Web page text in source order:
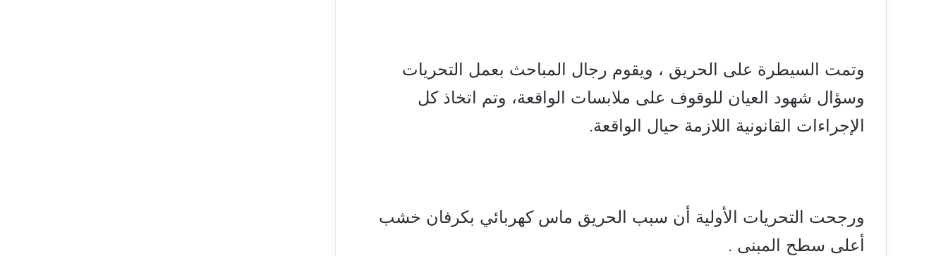
وتمت السيطرة على الحريق ، ويقوم رجال المباحث بعمل التحريات
وسؤال شهود العيان للوقوف على ملابسات الواقعة، وتم اتخاذ كل
الإجراءات القانونية اللازمة حيال الواقعة.
ورجحت التحريات الأولية أن سبب الحريق ماس كهربائي بكرفان خشب
أعلى سطح المبنى .